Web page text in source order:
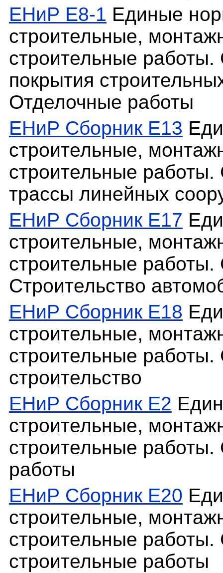
ЕНиР Е8-1 Единые
строительные,
строительные
покрытия
Отделочные работы
ЕНиР Сборник Е13
строительные,
строительные
трассы линейных
ЕНиР Сборник Е17
строительные,
строительные
Строительство
ЕНиР Сборник Е18
строительные,
строительные
строительство
ЕНиР Сборник Е2
строительные,
строительные
работы
ЕНиР Сборник Е20
строительные,
строительные
строительные работы